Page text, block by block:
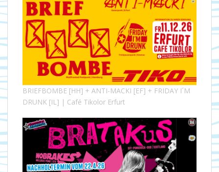
BRIEFBOMBE [HH] + ANTI-MACKI [EF] + FRIDAY I´M
DRUNK [IL] | Café Tikolor Erfurt